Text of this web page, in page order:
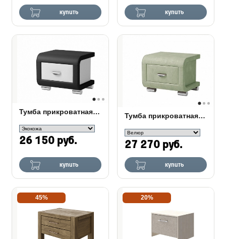
купить купить
Тумба прикроватная OrmaSoft-3
26 150 руб.
купить
Тумба прикроватная OrmaSoft-3 в ткани
27 270 руб.
купить
45% 20%